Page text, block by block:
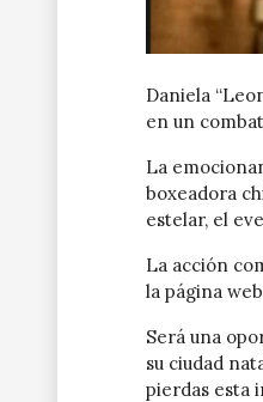
Daniela
en un
La
boxeadora
estelar, el
La acción
la página web
Será una
su ciudad
pierdas esta